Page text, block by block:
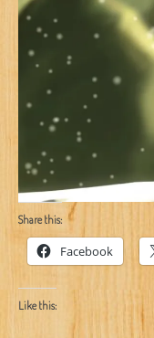
Share this:
Facebook
Like this: